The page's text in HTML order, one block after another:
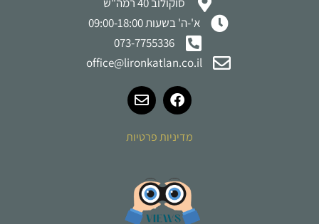
א'-ה' בשעות 09:00-18:00
073-7755336
office@lironkatlan.co.il
מדיניות פרטיות